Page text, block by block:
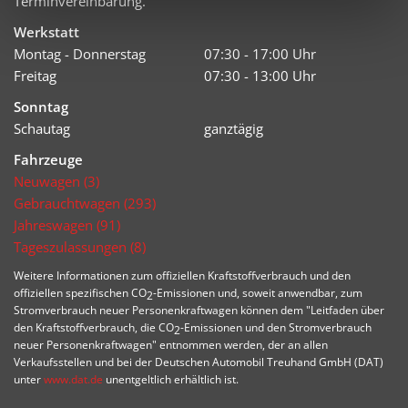
Werkstatt
Montag - Donnerstag
07:30 - 17:00 Uhr
Freitag
07:30 - 13:00 Uhr
Sonntag
Schautag
ganztägig
Fahrzeuge
Neuwagen (3)
Gebrauchtwagen (293)
Jahreswagen (91)
Tageszulassungen (8)
Weitere Informationen zum offiziellen Kraftstoffverbrauch und den
offiziellen spezifischen CO2-Emissionen und, soweit anwendbar, zum
Stromverbrauch neuer Personenkraftwagen können dem "Leitfaden über
den Kraftstoffverbrauch, die CO2-Emissionen und den Stromverbrauch
neuer Personenkraftwagen" entnommen werden, der an allen
Verkaufsstellen und bei der Deutschen Automobil Treuhand GmbH (DAT)
unterwww.dat.de unentgeltlich erhältlich ist.